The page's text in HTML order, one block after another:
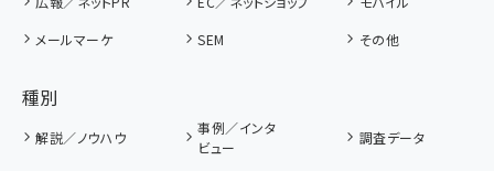
メールマーケ
SEM その他
種別
解説／ノウハウ
事例／インタ
ビュー
調査データ